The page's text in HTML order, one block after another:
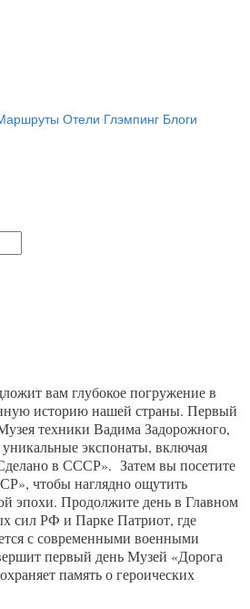
Отели Глэмпинг Блоги
вам глубокое погружение в
историю нашей страны. Первый
техники Вадима Задорожного,
экспонаты, включая
в СССР». Затем вы посетите
чтобы наглядно ощутить
эпохи. Продолжите день в Главном
сил РФ и Парке Патриот, где
с современными военными
первый день Музей «Дорога
память о героических